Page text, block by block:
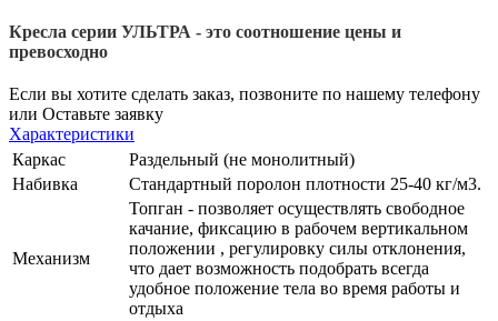
Кресла серии УЛЬТРА - это соотношение цены и
превосходно
Если вы хотите сделать заказ, позвоните по нашему телефону
или Оставьте заявку
Характеристики
Каркас
Раздельный (не монолитный)
Набивка
Стандартный поролон плотности 25-40 кг/м3.
Механизм
Топган - позволяет осуществлять свободное
качание, фиксацию в рабочем вертикальном
положении , регулировку силы отклонения,
что дает возможность подобрать всегда
удобное положение тела во время работы и
отдыха